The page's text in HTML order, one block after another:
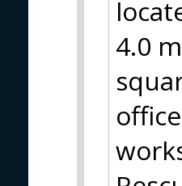
4.0